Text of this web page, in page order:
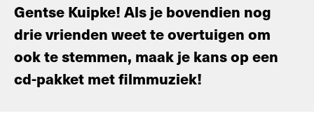
Gentse Kuipke! Als je bovendien nog
drie vrienden weet te overtuigen om
ook te stemmen, maak je kans op een
cd-pakket met filmmuziek!